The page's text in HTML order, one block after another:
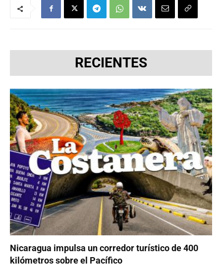
RECIENTES
Nicaragua impulsa un corredor turístico de 400
kilómetros sobre el Pacífico